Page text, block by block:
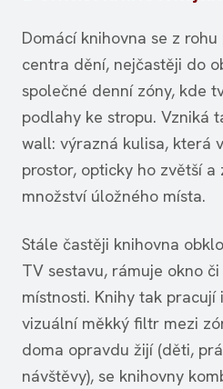
Domácí knihovna se z
centra dění, nejčastěji do
společné denní zóny, kde
podlahy ke stropu. Vzniká
wall: výrazná kulisa, která
prostor, opticky ho zvětší
množství úložného místa.
Stále častěji knihovna
TV sestavu, rámuje okno
místnosti. Knihy tak pracují
vizuální měkký filtr mezi
doma opravdu žijí (děti,
návštěvy), se knihovny